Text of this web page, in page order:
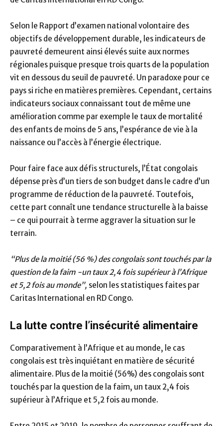
Selon le Rapport d’examen national volontaire des
objectifs de développement durable, les indicateurs de
pauvreté demeurent ainsi élevés suite aux normes
régionales puisque presque trois quarts de la population
vit en dessous du seuil de pauvreté. Un paradoxe pour ce
pays si riche en matières premières. Cependant, certains
indicateurs sociaux connaissant tout de même une
amélioration comme par exemple le taux de mortalité
des enfants de moins de 5 ans, l’espérance de vie à la
naissance ou l’accès à l’énergie électrique.
Pour faire face aux défis structurels, l’État congolais
dépense près d’un tiers de son budget dans le cadre d’un
programme de réduction de la pauvreté. Toutefois,
cette part connaît une tendance structurelle à la baisse
– ce qui pourrait à terme aggraver la situation sur le
terrain.
“Plus de la moitié (56 %) des congolais sont touchés par la
question de la faim -un taux 2,4 fois supérieur à l’Afrique
et 5,2 fois au monde”, selon les statistiques faites par
Caritas International en RD Congo.
La lutte contre l’insécurité alimentaire
Comparativement à l’Afrique et au monde, le cas
congolais est très inquiétant en matière de sécurité
alimentaire. Plus de la moitié (56%) des congolais sont
touchés par la question de la faim, un taux 2,4 fois
supérieur à l’Afrique et 5,2 fois au monde.